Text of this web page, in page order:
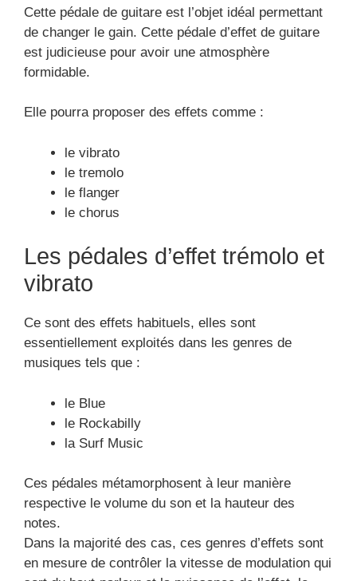
de changer le gain. Cette pédale d’effet de guitare
est judicieuse pour avoir une atmosphère
formidable.
le tremolo
le flanger
le chorus
Les pédales d’effet trémolo et
vibrato
essentiellement exploités dans les genres de
musiques tels que :
le Rockabilly
la Surf Music
respective le volume du son et la hauteur des
notes.
Dans la majorité des cas, ces genres d’effets sont
en mesure de contrôler la vitesse de modulation qui
sort du haut-parleur et la puissance de l’effet, le